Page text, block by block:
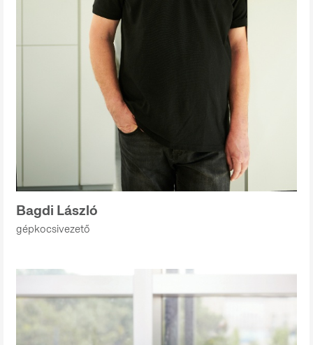
Bagdi László
gépkocsivezető